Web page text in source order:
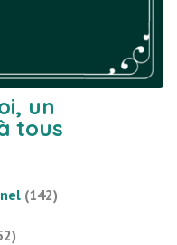
un
tous
(142)